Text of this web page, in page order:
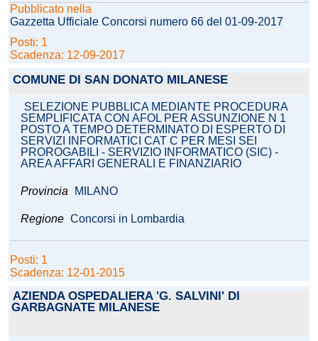
Pubblicato nella
Gazzetta Ufficiale Concorsi numero 66 del 01-09-2017
Posti: 1
Scadenza: 12-09-2017
COMUNE DI SAN DONATO MILANESE
SELEZIONE PUBBLICA MEDIANTE PROCEDURA
SEMPLIFICATA CON AFOL PER ASSUNZIONE N 1
POSTO A TEMPO DETERMINATO DI ESPERTO DI
SERVIZI INFORMATICI CAT C PER MESI SEI
PROROGABILI - SERVIZIO INFORMATICO (SIC) -
AREA AFFARI GENERALI E FINANZIARIO
Provincia MILANO
Regione Concorsi in Lombardia
Posti: 1
Scadenza: 12-01-2015
AZIENDA OSPEDALIERA 'G. SALVINI' DI
GARBAGNATE MILANESE